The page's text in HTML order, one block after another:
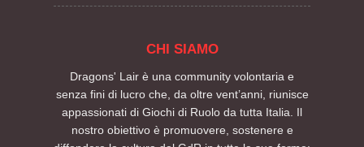
CHI SIAMO
Dragons' Lair è una community volontaria e
senza fini di lucro che, da oltre vent’anni, riunisce
appassionati di Giochi di Ruolo da tutta Italia. Il
nostro obiettivo è promuovere, sostenere e